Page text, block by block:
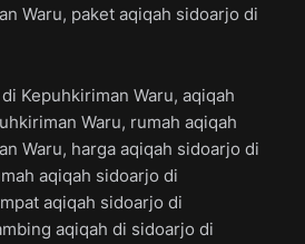
Waru, paket aqiqah sidoarjo di
Kepuhkiriman Waru, aqiqah
Waru, rumah aqiqah
Waru, harga aqiqah sidoarjo di
aqiqah sidoarjo di
aqiqah sidoarjo di
aqiqah di sidoarjo di